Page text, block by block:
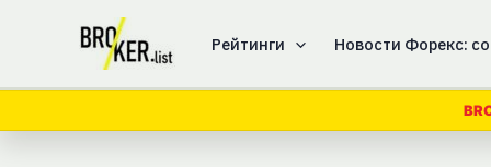
содержимому
Рейтинги Новости Форекс: